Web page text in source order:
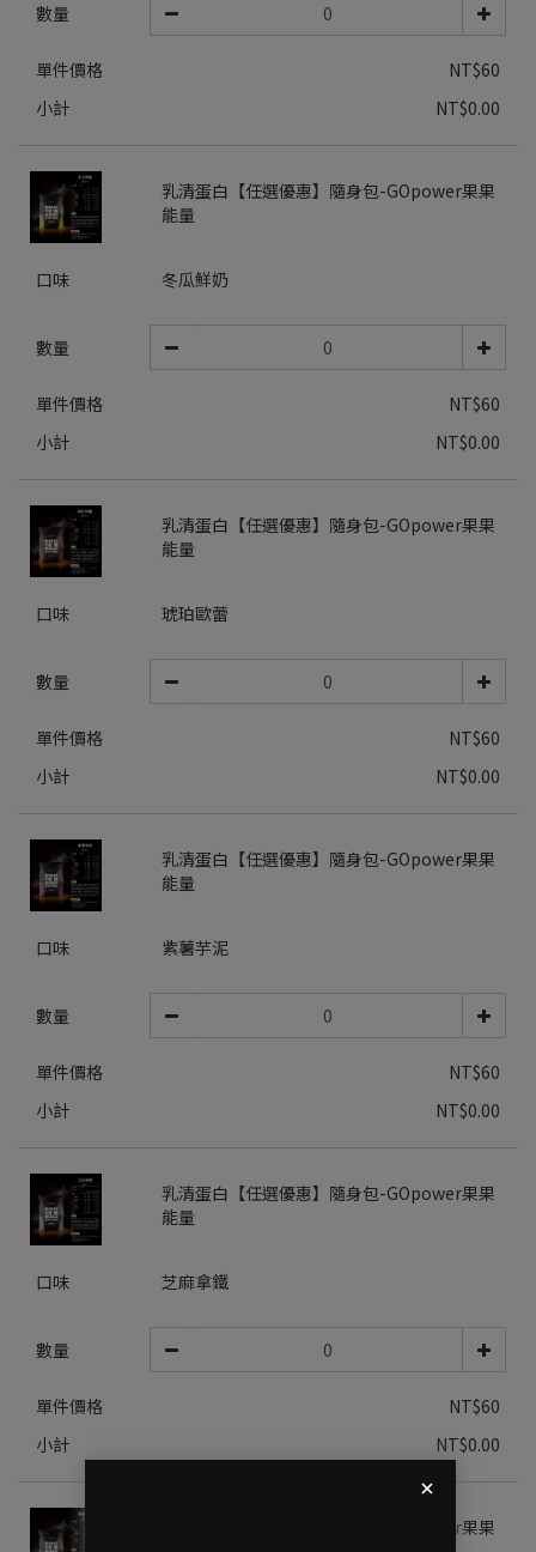
數量
單件價格
NT$60
小計
NT$0.00
乳清蛋白【任選優惠】隨身包-GOpower果果
能量
口味 冬瓜鮮奶
數量
單件價格
NT$60
小計
NT$0.00
乳清蛋白【任選優惠】隨身包-GOpower果果
能量
口味 琥珀歐蕾
數量
單件價格
NT$60
小計
NT$0.00
乳清蛋白【任選優惠】隨身包-GOpower果果
能量
口味 紫薯芋泥
數量
單件價格
NT$60
小計
NT$0.00
乳清蛋白【任選優惠】隨身包-GOpower果果
能量
口味 芝麻拿鐵
數量
單件價格
NT$60
小計
NT$0.00
乳清蛋白【任選優惠】隨身包-GOpower果果